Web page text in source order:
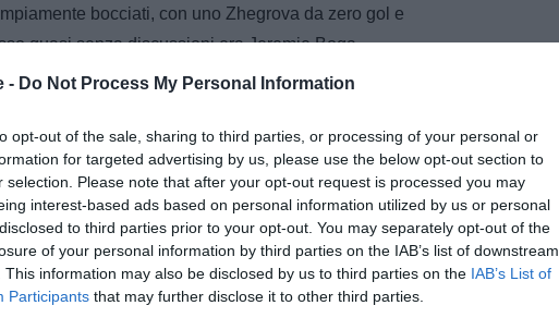
- Do Not Process My Personal Information
opt-out of the sale, sharing to third parties, or processing of your personal or
for targeted advertising by us, please use the below opt-out section to
selection. Please note that after your opt-out request is processed you may
interest-based ads based on personal information utilized by us or personal
to third parties prior to your opt-out. You may separately opt-out of the
of your personal information by third parties on the IAB’s list of downstream
This information may also be disclosed by us to third parties on the IAB’s List of
Participants that may further disclose it to other third parties.
bocciati, con uno Zhegrova da zero gol e
quasi senza discussioni era Jeremie Boga,
per mancanza di alternative e soprattutto gol.
fatti fossero (almeno) da quarto posto, se
ci sono altri due anni di contratto. Sia di Comolli
poi valutato nelle conseguenze che avranno
Vediamo se la continuità e la conflittualità
armata. Certo, le premesse non sono ottime, ma
- a parte per Como e Inter - ci può essere spazio